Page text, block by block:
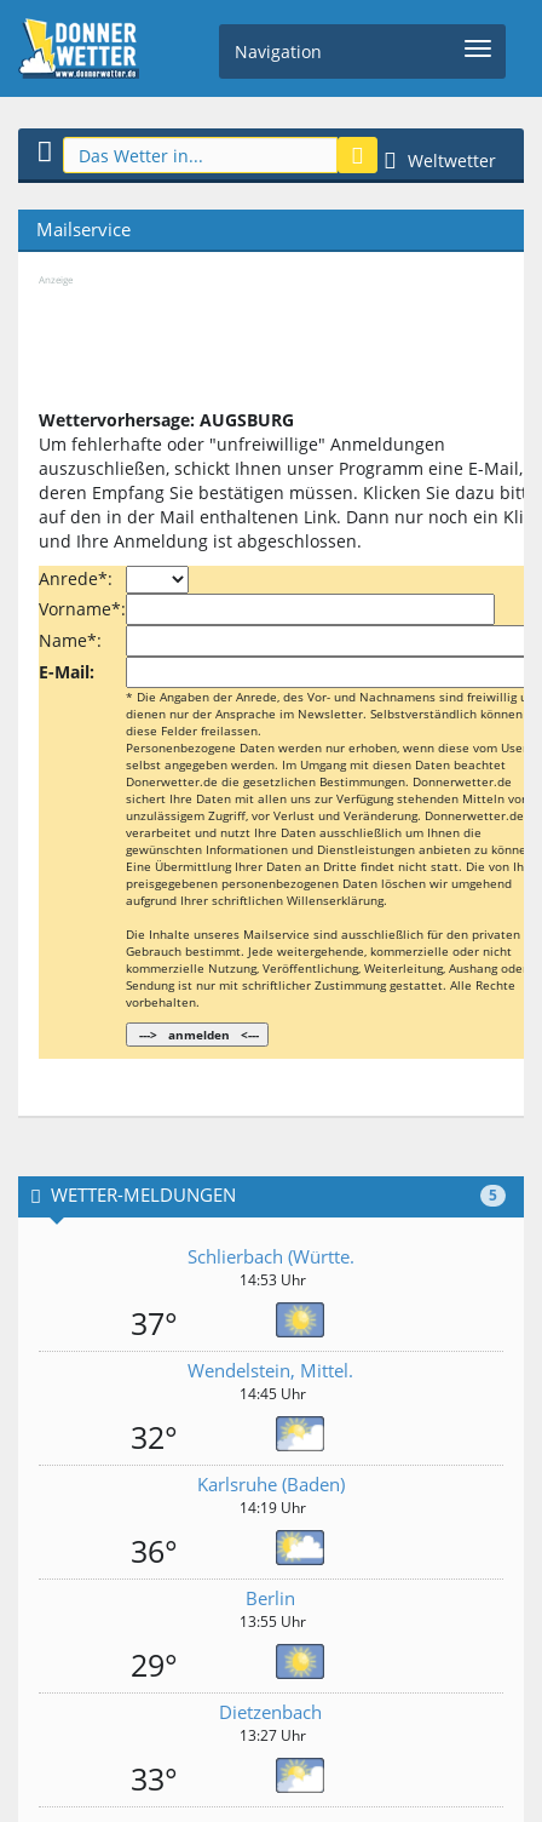
Navigation
Weltwetter
Mailservice
Anzeige
Wettervorhersage: AUGSBURG
Um fehlerhafte oder "unfreiwillige" Anmeldungen
auszuschließen, schickt Ihnen unser Programm eine E-Mail,
deren Empfang Sie bestätigen müssen. Klicken Sie dazu bitte
auf den in der Mail enthaltenen Link. Dann nur noch ein Klick
und Ihre Anmeldung ist abgeschlossen.
Anrede*:
Vorname*:
Name*:
E-Mail:
* Die Angaben der Anrede, des Vor- und Nachnamens sind freiwillig und
dienen nur der Ansprache im Newsletter. Selbstverständlich können Sie
diese Felder freilassen.
Personenbezogene Daten werden nur erhoben, wenn diese vom User
selbst angegeben werden. Im Umgang mit diesen Daten beachtet
Donerwetter.de die gesetzlichen Bestimmungen. Donnerwetter.de
sichert Ihre Daten mit allen uns zur Verfügung stehenden Mitteln vor
unzulässigem Zugriff, vor Verlust und Veränderung. Donnerwetter.de
verarbeitet und nutzt Ihre Daten ausschließlich um Ihnen die
gewünschten Informationen und Dienstleistungen anbieten zu können.
Eine Übermittlung Ihrer Daten an Dritte findet nicht statt. Die von
preisgegebenen personenbezogenen Daten löschen wir umgehend
aufgrund Ihrer schriftlichen Willenserklärung.
Die Inhalte unseres Mailservice sind ausschließlich für den privaten
Gebrauch bestimmt. Jede weitergehende, kommerzielle oder nicht
kommerzielle Nutzung, Veröffentlichung, Weiterleitung, Aushang oder
Sendung ist nur mit schriftlicher Zustimmung gestattet. Alle Rechte
vorbehalten.
5
WETTER-MELDUNGEN
Schlierbach (Württe.
14:53 Uhr
37°
Wendelstein, Mittel.
14:45 Uhr
32°
Karlsruhe (Baden)
14:19 Uhr
36°
Berlin
13:55 Uhr
29°
Dietzenbach
13:27 Uhr
33°